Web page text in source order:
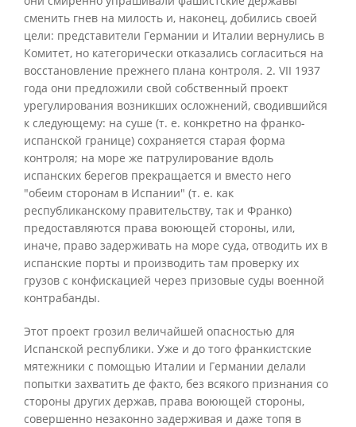
сменить гнев на милость и, наконец, добились своей
цели: представители Германии и Италии вернулись в
Комитет, но категорически отказались согласиться на
восстановление прежнего плана контроля. 2. VII 1937
года они предложили свой собственный проект
урегулирования возникших осложнений, сводившийся
к следующему: на суше (т. е. конкретно на франко-
испанской границе) сохраняется старая форма
контроля; на море же патрулирование вдоль
испанских берегов прекращается и вместо него
"обеим сторонам в Испании" (т. е. как
республиканскому правительству, так и Франко)
предоставляются права воюющей стороны, или,
иначе, право задерживать на море суда, отводить их в
испанские порты и производить там проверку их
грузов с конфискацией через призовые суды военной
контрабанды.
Этот проект грозил величайшей опасностью для
Испанской республики. Уже и до того франкистские
мятежники с помощью Италии и Германии делали
попытки захватить де факто, без всякого признания со
стороны других держав, права воюющей стороны,
совершенно незаконно задерживая и даже топя в